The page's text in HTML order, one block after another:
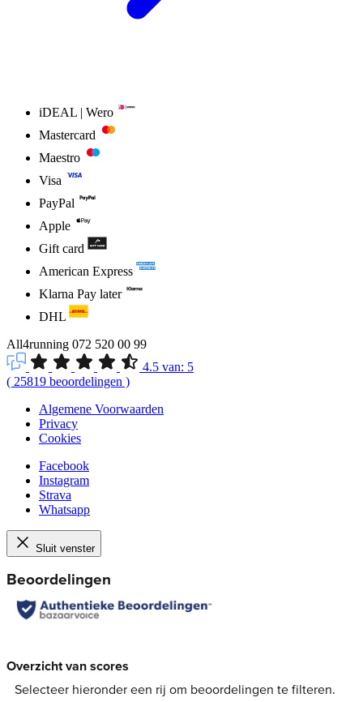
iDEAL | Wero
Mastercard
Maestro
Visa
PayPal
Apple
Gift card
American Express
Klarna Pay later
DHL
All4running 072 520 00 99
4.5 van: 5
( 25819 beoordelingen )
Algemene Voorwaarden
Privacy
Cookies
Facebook
Instagram
Strava
Whatsapp
Sluit venster